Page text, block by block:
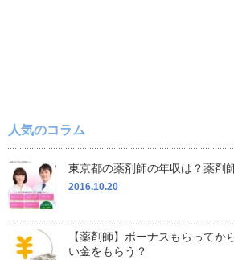
人気のコラム
東京都の薬剤師の年収は？薬剤
2016.10.20
【薬剤師】ボーナスもらってか
い金をもらう？